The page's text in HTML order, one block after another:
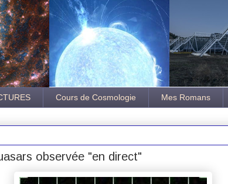
Cours de Cosmologie Mes Romans
observée "en direct"